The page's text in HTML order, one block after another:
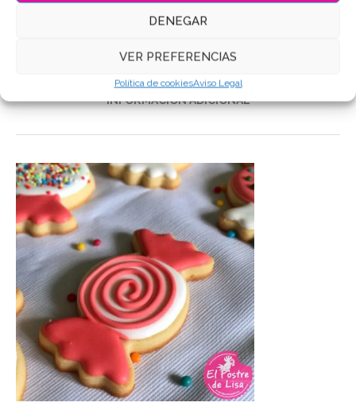
DENEGAR
VER PREFERENCIAS
Política de cookiesAviso Legal
INFORMACIÓN ADICIONAL